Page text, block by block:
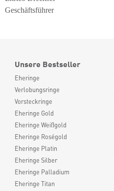
Geschäftsführer
Unsere Bestseller
Eheringe
Verlobungsringe
Vorsteckringe
Eheringe Gold
Eheringe Weißgold
Eheringe Roségold
Eheringe Platin
Eheringe Silber
Eheringe Palladium
Eheringe Titan